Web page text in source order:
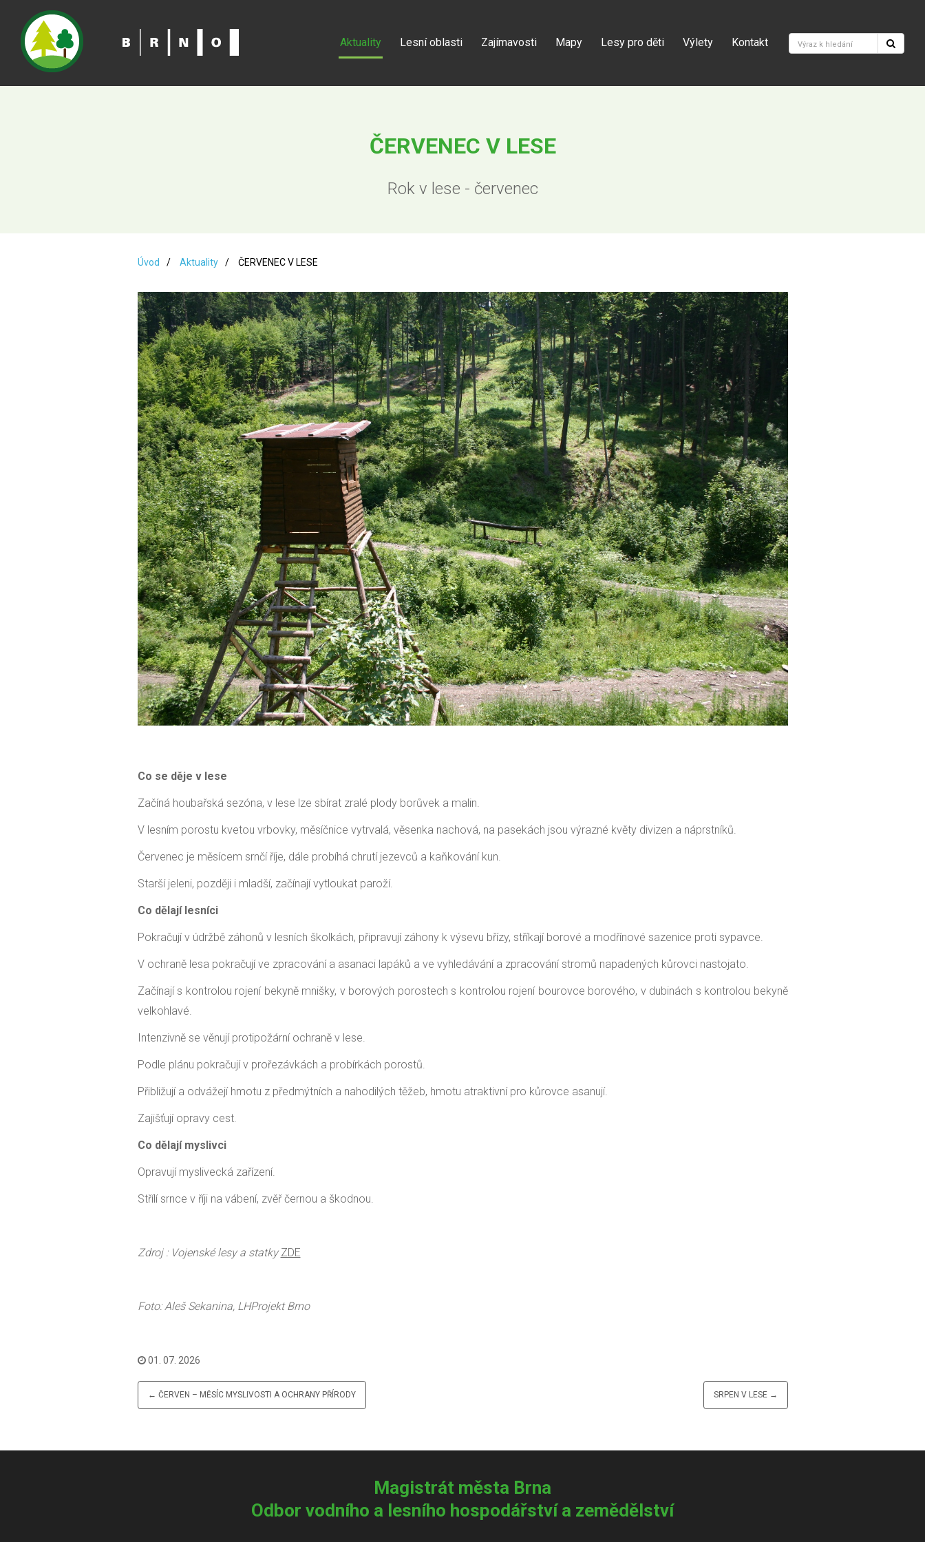
Aktuality Lesní oblasti Zajímavosti Mapy Lesy pro děti Výlety Kontakt
ČERVENEC V LESE
Rok v lese - červenec
Úvod Aktuality ČERVENEC V LESE
Co se děje v lese
Začíná houbařská sezóna, v lese lze sbírat zralé plody borůvek a malin.
V lesním porostu kvetou vrbovky, měsíčnice vytrvalá, věsenka nachová, na pasekách jsou výrazné květy divizen a náprstníků.
Červenec je měsícem srnčí říje, dále probíhá chrutí jezevců a kaňkování kun.
Starší jeleni, později i mladší, začínají vytloukat paroží.
Co dělají lesníci
Pokračují v údržbě záhonů v lesních školkách, připravují záhony k výsevu břízy, stříkají borové a modřínové sazenice proti sypavce.
V ochraně lesa pokračují ve zpracování a asanaci lapáků a ve vyhledávání a zpracování stromů napadených kůrovci nastojato.
Začínají s kontrolou rojení bekyně mnišky, v borových porostech s kontrolou rojení bourovce borového, v dubinách s kontrolou bekyně
velkohlavé.
Intenzivně se věnují protipožární ochraně v lese.
Podle plánu pokračují v prořezávkách a probírkách porostů.
Přibližují a odvážejí hmotu z předmýtních a nahodilých těžeb, hmotu atraktivní pro kůrovce asanují.
Zajišťují opravy cest.
Co dělají myslivci
Opravují myslivecká zařízení.
Střílí srnce v říji na vábení, zvěř černou a škodnou.
Zdroj : Vojenské lesy a statky ZDE
Foto: Aleš Sekanina, LHProjekt Brno
01. 07. 2026
← ČERVEN – MĚSÍC MYSLIVOSTI A OCHRANY PŘÍRODY SRPEN V LESE →
Magistrát města Brna
Odbor vodního a lesního hospodářství a zemědělství